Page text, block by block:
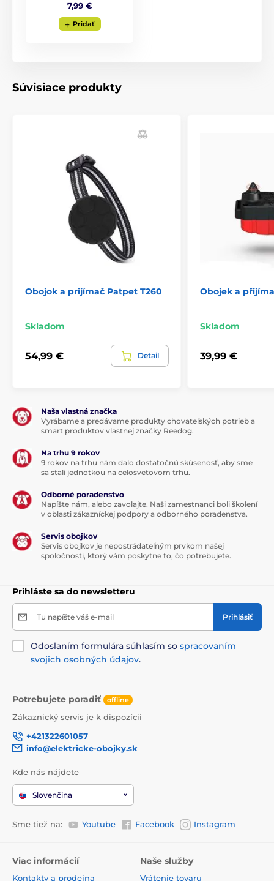
7,99 €
Pridať
Súvisiace produkty
Obojok a prijímač Patpet T260
Skladom
54,99 € Detail
Obojek a
Skladom
39,99 €
Naša vlastná značka
Vyrábame a predávame produkty chovateľských potrieb a
smart produktov vlastnej značky Reedog.
Na trhu 9 rokov
9 rokov na trhu nám dalo dostatočnú skúsenosť, aby sme
sa stali jednotkou na celosvetovom trhu.
Odborné poradenstvo
Napíšte nám, alebo zavolajte. Naši zamestnanci boli školení
v oblasti zákazníckej podpory a odborného poradenstva.
Servis obojkov
Servis obojkov je nepostrádateľným prvkom našej
spoločnosti, ktorý vám poskytne to, čo potrebujete.
Prihláste sa do newsletteru
Tu napíšte váš e-mail Prihlásiť
Odoslaním formulára súhlasím so spracovaním
svojich osobných údajov.
Potrebujete poradiť offline
Zákaznický servis je k dispozícii
+421322601057
info@elektricke-obojky.sk
Kde nás nájdete
Slovenčina
Sme tiež na: Youtube Facebook Instagram
Viac informácií
Kontakty a prodejna
Naše služby
Vrátenie tovaru